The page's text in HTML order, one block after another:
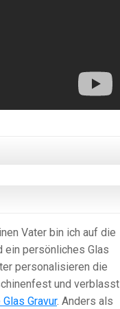
Vater bin ich auf die
ein persönliches Glas
personalisieren die
und verblasst
Gravur. Anders als